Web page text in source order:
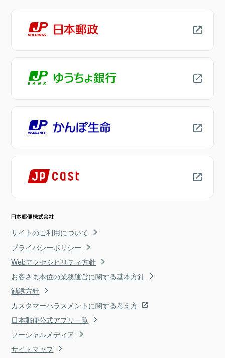
サイトのご利用について
プライバシーポリシー
Webアクセシビリティ方針
お客さま本位の業務運営に関する基本方針
勧誘方針
カスタマーハラスメントに関する考え方
日本郵便公式アプリ一覧
ソーシャルメディア
サイトマップ